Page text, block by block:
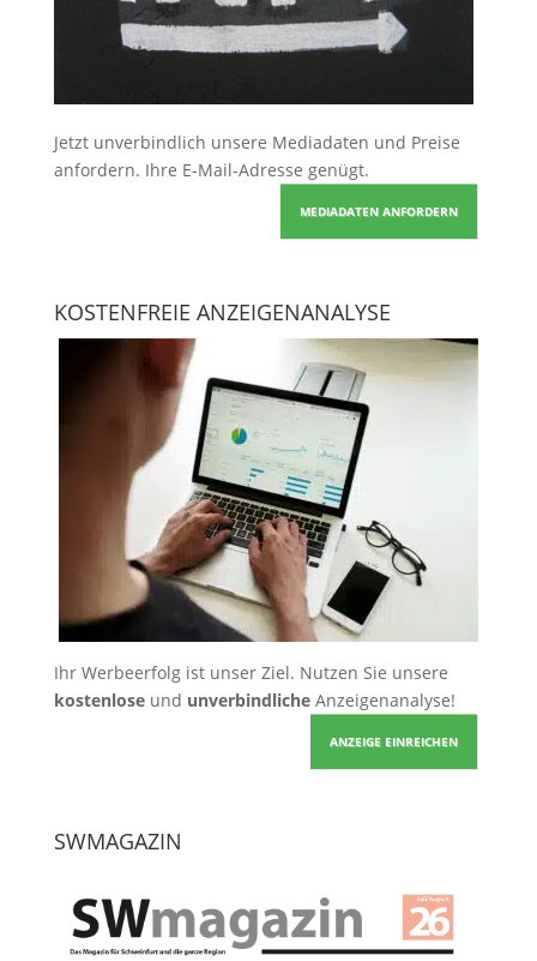
Jetzt unverbindlich unsere Mediadaten und Preise
anfordern. Ihre E-Mail-Adresse genügt.
MEDIADATEN ANFORDERN
KOSTENFREIE ANZEIGENANALYSE
Ihr Werbeerfolg ist unser Ziel. Nutzen Sie unsere
kostenloseund unverbindlicheAnzeigenanalyse!
ANZEIGE EINREICHEN
SWMAGAZIN